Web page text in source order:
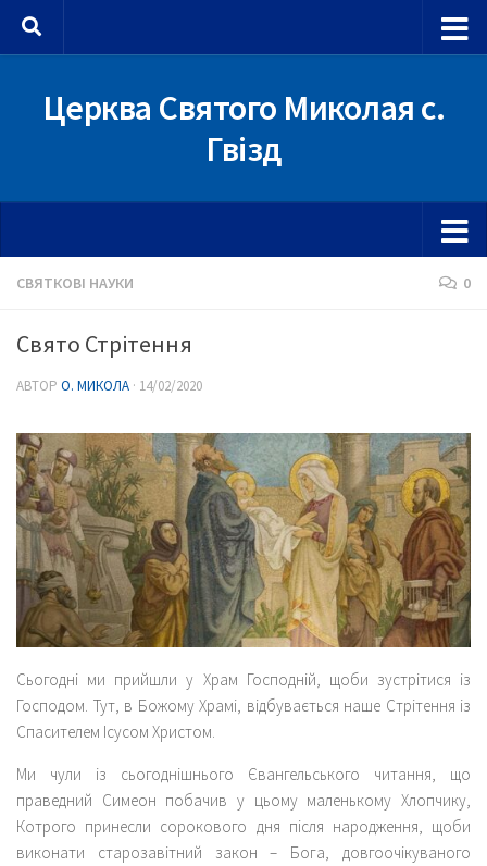
Skip to content
Церква Святого Миколая с.
Гвізд
СВЯТКОВІ НАУКИ 0
Свято Стрітення
АВТОР О. МИКОЛА · 14/02/2020
Сьогодні ми прийшли у Храм Господній, щоби зустрітися із
Господом. Тут, в Божому Храмі, відбувається наше Стрітення із
Спасителем Ісусом Христом.
Ми чули із сьогоднішнього Євангельського читання, що
праведний Симеон побачив у цьому маленькому Хлопчику,
Котрого принесли сорокового дня після народження, щоби
виконати старозавітний закон – Бога, довгоочікуваного